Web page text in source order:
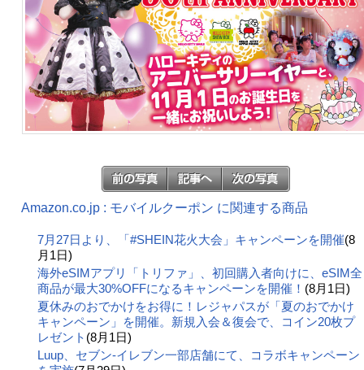
Amazon.co.jp : モバイルクーポン に関連する商品
7月27日より、「#SHEIN花火大会」キャンペーンを開催(8
月1日)
海外eSIMアプリ「トリファ」、初回購入者向けに、eSIM全
商品が最大30%OFFになるキャンペーンを開催！ (8月1日)
夏休みのおでかけをお得に！レジャパスが「夏のおでかけ
キャンペーン」を開催。新規入会＆復会で、コイン20枚プ
レゼント (8月1日)
Luup、セブン‐イレブン一部店舗にて、コラボキャンペーン